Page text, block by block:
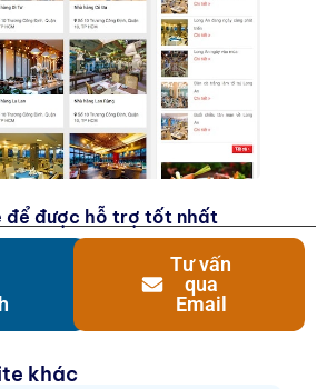
để được hỗ trợ tốt nhất
Tư vấn
qua
Email
khác